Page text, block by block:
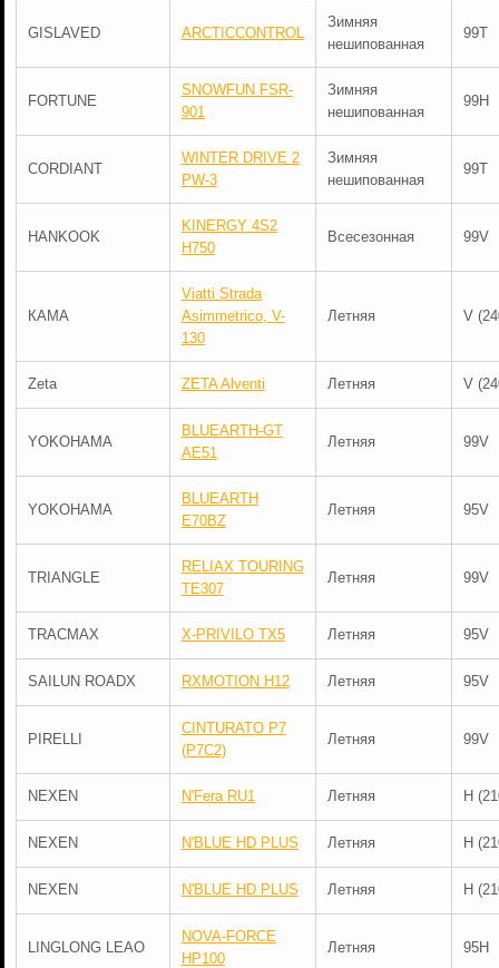
GISLAVED ARCTICCONTROL
Зимняя
нешипованная
99T
FORTUNE
SNOWFUN FSR-
901
Зимняя
нешипованная
99H
CORDIANT
WINTER DRIVE 2
PW-3
Зимняя
нешипованная
99T
HANKOOK
KINERGY 4S2
H750
Всесезонная 99V
КАМА
Viatti Strada
Asimmetrico, V-
130
Летняя V
Zeta ZETA Alventi Летняя V
YOKOHAMA
BLUEARTH-GT
AE51
Летняя 99V
YOKOHAMA
BLUEARTH
E70BZ
Летняя 95V
TRIANGLE
RELIAX TOURING
TE307
Летняя 99V
TRACMAX X-PRIVILO TX5 Летняя 95V
SAILUN ROADX RXMOTION H12 Летняя 95V
PIRELLI
CINTURATO P7
(P7C2)
Летняя 99V
NEXEN N'Fera RU1 Летняя H
NEXEN N'BLUE HD PLUS Летняя H
NEXEN N'BLUE HD PLUS Летняя H
LINGLONG LEAO
NOVA-FORCE
HP100
Летняя 95H